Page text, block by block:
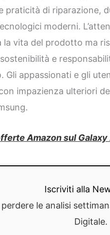
praticità di riparazione,
moderni.
la vita del prodotto ma
e
Gli appassionati e gli
impazienza ulteriori
Amazon sul Galaxy
Iscriviti alla
le analisi
Digitale.